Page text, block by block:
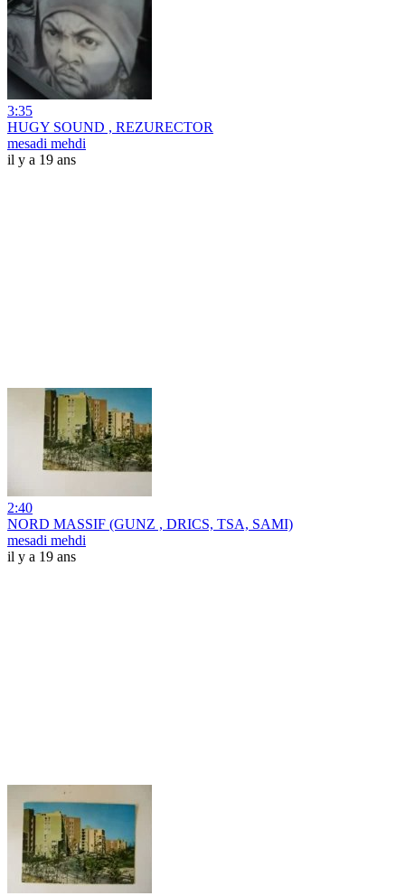
3:35
HUGY SOUND , REZURECTOR
mesadi mehdi
il y a 19 ans
2:40
NORD MASSIF (GUNZ , DRICS, TSA, SAMI)
mesadi mehdi
il y a 19 ans